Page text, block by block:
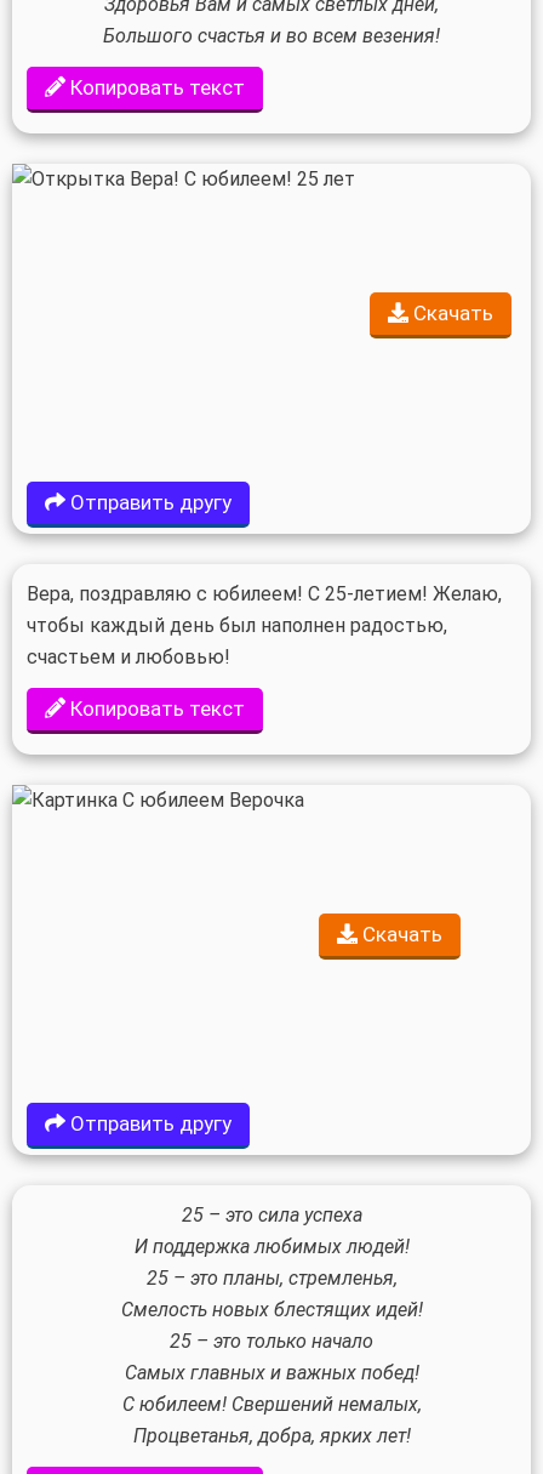
Большого счастья и во всем везения!
Копировать текст
Скачать
Отправить другу
Вера, поздравляю с юбилеем! С 25-летием! Желаю,
чтобы каждый день был наполнен радостью,
счастьем и любовью!
Копировать текст
Скачать
Отправить другу
25 – это сила успеха
И поддержка любимых людей!
25 – это планы, стремленья,
Смелость новых блестящих идей!
25 – это только начало
Самых главных и важных побед!
С юбилеем! Свершений немалых,
Процветанья, добра, ярких лет!